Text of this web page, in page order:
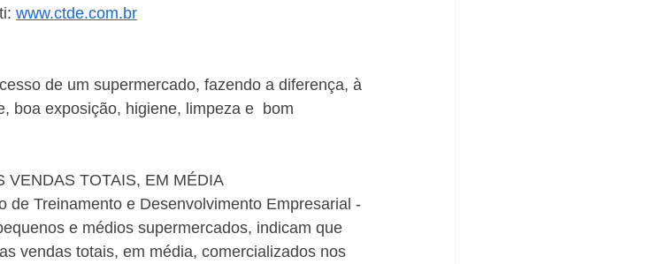
www.ctde.com.br
de um supermercado, fazendo a diferença, à
boa exposição, higiene, limpeza e  bom
VENDAS TOTAIS, EM MÉDIA
de Treinamento e Desenvolvimento Empresarial -
e médios supermercados, indicam que
vendas totais, em média, comercializados nos